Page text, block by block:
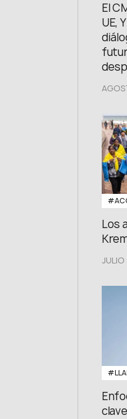
El
UE,
Los